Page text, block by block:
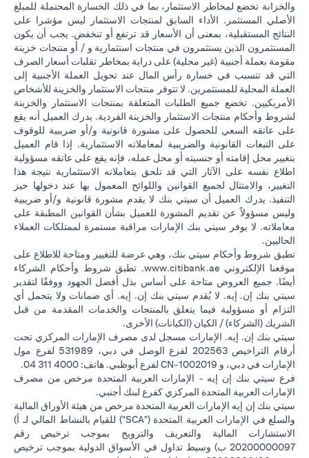
والخزانة تخضع لمخاطر الاستثمار، بما في ذلك الخسارة المحتملة للمبلغ
الأصلي المستثمر. الأداء السابق لمنتجات الاستثمار ليس مؤشرا على
النتائج المستقبلية، بمعنى أن الأسعار قد ترتفع أو تنخفض. يجب أن يكون
المستثمرون الذين يستثمرون في منتجات استثمارية و / أو منتجات خزينة
مقومة بعملة أجنبية (غير محلية) على دراية بمخاطر تقلبات أسعار الصرف
التي قد تتسبب في خسارة رأس المال عند تحويل العملة الأجنبية إلى
العملة المحلية للمستثمرين. لا تتوفر منتجات الاستثمار والخزينة للأشخاص
الأمريكيين. تخضع جميع الطلبات المتعلقة بمنتجات الاستثمار والخزينة
لشروط وأحكام منتجات الاستثمار والخزينة الفردية. يدرك العميل أنه يقع
على عاتقه السعي للحصول على مشورة قانونية و/أو ضريبية للوقوف
على التبعات القانونية والضريبية لمعاملاته الاستثمارية. إذا قام العميل
بتغيير محل إقامته أو جنسيته أو محل عمله، فإنه يقع على عاتقه مسؤولية
اطلاع نفسه على الآثار التي قد تلحق بتعاملاته الاستثمارية نتيجة هذا
التغيير، والامتثال لجميع القوانين واللوائح المعمول بها عند دخولها حيز
التنفيذ. يدرك العميل أن سيتي بنك لا يقدم مشورة قانونية و/أو ضريبية
وليس مسؤولاً عن تقديم المشورة للعميل بشأن القوانين المطبقة على
معاملاته. لا يوفر سيتي بنك الإمارات مراقبة مستمرة لممتلكات العملاء
الحاليين.
تطبق شروط وأحكام سيتي بنك، وهي عرضة للتغيير ومتاحة للاطلاع على
موقعنا الإلكتروني www.citibank.ae
(opens in a new tab). تطبق شروط وأحكام الشركاء
أيضًا. جميع العروض متاحة على أساس بذل أفضل الجهود ووفقًا لتقدير
سيتي بنك إن. إيه. لا يُقدم سيتي بنك إن. إيه. أي ضمانات ولا يتحمل أي
التزام أو مسؤولية فيما يتعلق بالمنتجات والخدمات المقدمة من قبل
الشريك (الشركاء) / الكيان (الكيانات) الأخرى.
سيتي بنك إن. إيه. الإمارات مسجل لدى مصرف الإمارات المركزي تحت
أرقام التراخيص 202563 لفرع الوصل في دبي، 531989 لفرع مول
الإمارات في دبي، و CN-1002019 لفرع أبوظبي. هاتف: 4000 311 04.
فرع سيتي بنك إن إيه - الإمارات العربية المتحدة مرخص من مصرف
الإمارات العربية المتحدة المركزي كفرع لبنك أجنبي.
سيتي بنك إن إيه الإمارات العربية المتحدة مرخص من هيئة الأوراق المالية
والسلع في الإمارات العربية المتحدة ("SCA") للقيام بالنشاط المالي لـ أ)
الاستشارات المالية والتعريف والترويج بموجب ترخيص رقم
20200000097 ب) وسيط تداول في الأسواق الدولية بموجب ترخيص